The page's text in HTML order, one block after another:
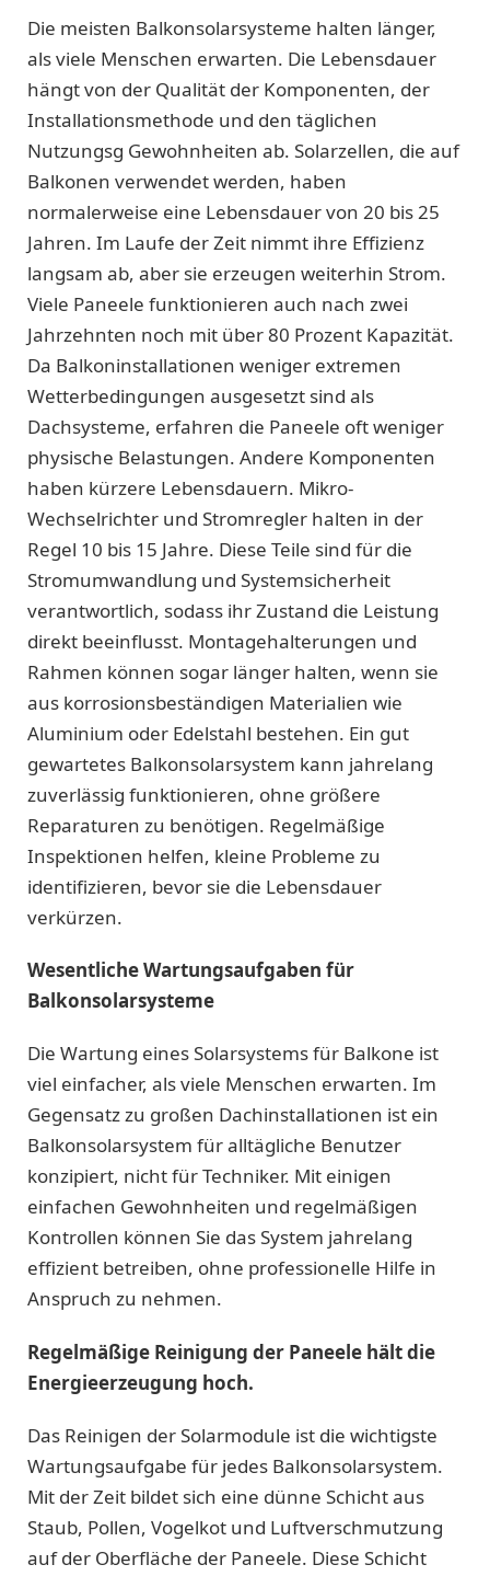
Die meisten Balkonsolarsysteme halten länger,
als viele Menschen erwarten. Die Lebensdauer
hängt von der Qualität der Komponenten, der
Installationsmethode und den täglichen
Nutzungsg Gewohnheiten ab. Solarzellen, die auf
Balkonen verwendet werden, haben
normalerweise eine Lebensdauer von 20 bis 25
Jahren. Im Laufe der Zeit nimmt ihre Effizienz
langsam ab, aber sie erzeugen weiterhin Strom.
Viele Paneele funktionieren auch nach zwei
Jahrzehnten noch mit über 80 Prozent Kapazität.
Da Balkoninstallationen weniger extremen
Wetterbedingungen ausgesetzt sind als
Dachsysteme, erfahren die Paneele oft weniger
physische Belastungen. Andere Komponenten
haben kürzere Lebensdauern. Mikro-
Wechselrichter und Stromregler halten in der
Regel 10 bis 15 Jahre. Diese Teile sind für die
Stromumwandlung und Systemsicherheit
verantwortlich, sodass ihr Zustand die Leistung
direkt beeinflusst. Montagehalterungen und
Rahmen können sogar länger halten, wenn sie
aus korrosionsbeständigen Materialien wie
Aluminium oder Edelstahl bestehen. Ein gut
gewartetes Balkonsolarsystem kann jahrelang
zuverlässig funktionieren, ohne größere
Reparaturen zu benötigen. Regelmäßige
Inspektionen helfen, kleine Probleme zu
identifizieren, bevor sie die Lebensdauer
verkürzen.
Wesentliche Wartungsaufgaben für
Balkonsolarsysteme
Die Wartung eines Solarsystems für Balkone ist
viel einfacher, als viele Menschen erwarten. Im
Gegensatz zu großen Dachinstallationen ist ein
Balkonsolarsystem für alltägliche Benutzer
konzipiert, nicht für Techniker. Mit einigen
einfachen Gewohnheiten und regelmäßigen
Kontrollen können Sie das System jahrelang
effizient betreiben, ohne professionelle Hilfe in
Anspruch zu nehmen.
Regelmäßige Reinigung der Paneele hält die
Energieerzeugung hoch.
Das Reinigen der Solarmodule ist die wichtigste
Wartungsaufgabe für jedes Balkonsolarsystem.
Mit der Zeit bildet sich eine dünne Schicht aus
Staub, Pollen, Vogelkot und Luftverschmutzung
auf der Oberfläche der Paneele. Diese Schicht